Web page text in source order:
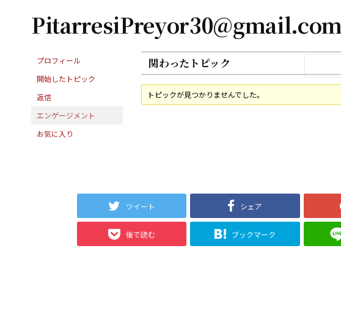
PitarresiPreyor30@gmail.com
プロフィール
開始したトピック
返信
エンゲージメント
お気に入り
関わったトピック
トピックが見つかりませんでした。
ツイート シェア
後で読む ブックマーク